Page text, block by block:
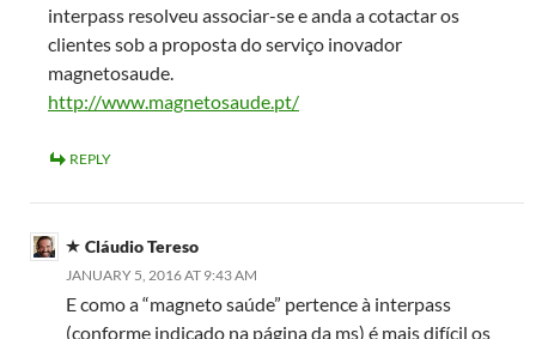
interpass resolveu associar-se e anda a cotactar os
clientes sob a proposta do serviço inovador
magnetosaude.
http://www.magnetosaude.pt/
REPLY
Cláudio Tereso
JANUARY 5, 2016 AT 9:43 AM
E como a “magneto saúde” pertence à interpass
(conforme indicado na página da ms) é mais difícil os